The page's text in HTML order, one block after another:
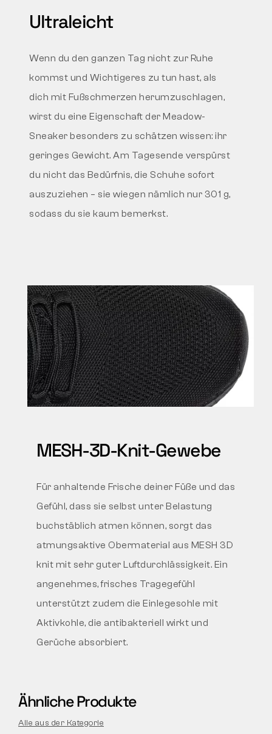
Ultraleicht
Wenn du den ganzen Tag nicht zur Ruhe
kommst und Wichtigeres zu tun hast, als
dich mit Fußschmerzen herumzuschlagen,
wirst du eine Eigenschaft der Meadow-
Sneaker besonders zu schätzen wissen: ihr
geringes Gewicht. Am Tagesende verspürst
du nicht das Bedürfnis, die Schuhe sofort
auszuziehen – sie wiegen nämlich nur 301 g,
sodass du sie kaum bemerkst.
MESH-3D-Knit-Gewebe
Für anhaltende Frische deiner Füße und das
Gefühl, dass sie selbst unter Belastung
buchstäblich atmen können, sorgt das
atmungsaktive Obermaterial aus MESH 3D
knit mit sehr guter Luftdurchlässigkeit. Ein
angenehmes, frisches Tragegefühl
unterstützt zudem die Einlegesohle mit
Aktivkohle, die antibakteriell wirkt und
Gerüche absorbiert.
Ähnliche Produkte
Alle aus der Kategorie